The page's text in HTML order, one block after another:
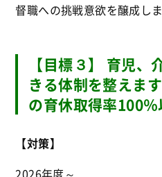
督職への挑戦意欲を醸成しま
【目標３】 育児、
きる体制を整えま
の育休取得率100％
【対策】
2026年度～